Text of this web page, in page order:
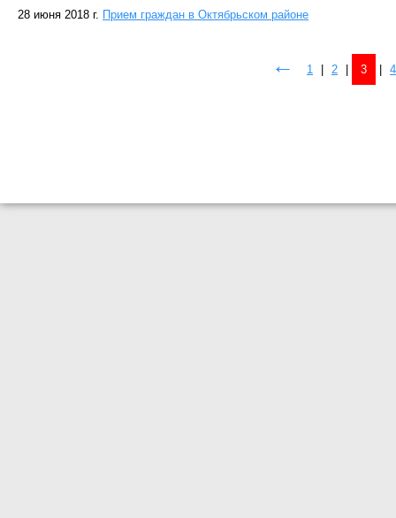
28 июня 2018 г. Прием граждан в Октябрьском районе
← 1 2 3 4